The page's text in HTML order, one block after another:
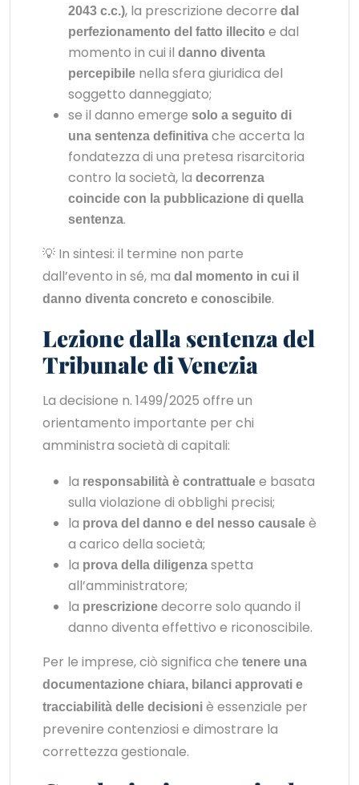
2043 c.c.), la prescrizione decorre dal
perfezionamento del fatto illecito e dal
momento in cui il danno diventa
percepibile nella sfera giuridica del
soggetto danneggiato;
se il danno emerge solo a seguito di
una sentenza definitiva che accerta la
fondatezza di una pretesa risarcitoria
contro la società, la decorrenza
coincide con la pubblicazione di quella
sentenza.
💡 In sintesi: il termine non parte
dall’evento in sé, ma dal momento in cui il
danno diventa concreto e conoscibile.
Lezione dalla sentenza del
Tribunale di Venezia
La decisione n. 1499/2025 offre un
orientamento importante per chi
amministra società di capitali:
la responsabilità è contrattuale e basata
sulla violazione di obblighi precisi;
la prova del danno e del nesso causale è
a carico della società;
la prova della diligenza spetta
all’amministratore;
la prescrizione decorre solo quando il
danno diventa effettivo e riconoscibile.
Per le imprese, ciò significa che tenere una
documentazione chiara, bilanci approvati e
tracciabilità delle decisioni è essenziale per
prevenire contenziosi e dimostrare la
correttezza gestionale.